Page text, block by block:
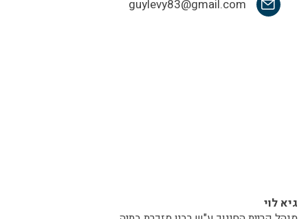
guylevy83@gmail.com
גיא לוי